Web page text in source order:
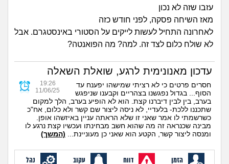
זוגיות
היריון ולידה
הורות ומשפחה
מתבגרים
מהבקו"ם... ועד מתי?!
חיפוש שאלות
הרשמה | התחברות
עזבו שזה לא נכון
מאז השיחה פסקה, לפני חודש כזה
לאחרונה התחיל לעשות לייקים על הסטורי באינסטגרם. אבל
לא שולח כלום לצד זה. למה? מה הפואנטה?
עדכון מאנונימית לרגע, שואלת השאלה
19:26
11/06/25
חסרים פרטים כי לא רציתי שמישהו יפענח עד
הסוף... בגדול נפגשנו בצהריים וקבענו שניפגש
בערב, בין לבין דיברנו קצת. הוא לא הופיע בערב, הלך למקום
שתכננו ללכת- בלעדיי, לא ניסה ליצור שם קשר ולא כלום, אח"כ
כשרשמתי לו אמר שאני זו שלא הראתה עניין באיזשהו אופן.
מבינה שכנראה זה מה שהוא חשב מבחינתו ועכשיו קצת נרגע לו
ומנסה ליצור קשר, הקטע הוא שאני כן מעוניינת... (המשך)
הזמן דווח עקוב נהל